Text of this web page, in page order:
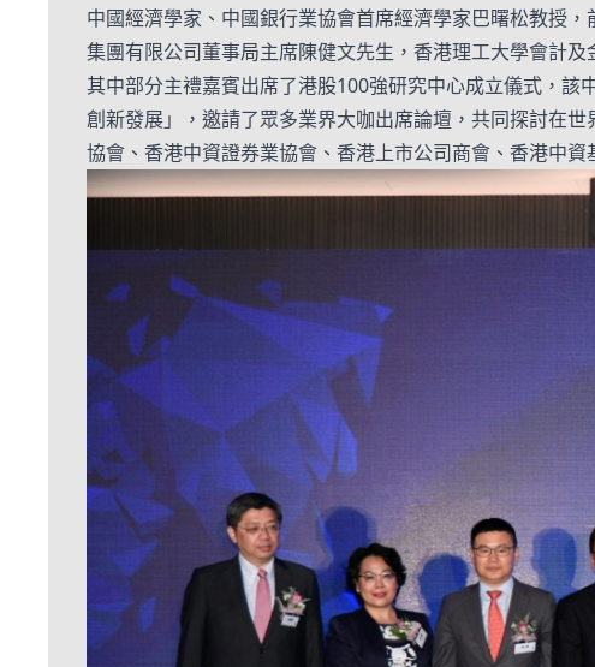
中國經濟學家、中國銀行業協會首席經濟學家巴曙松教授
集團有限公司董事局主席陳健文先生，香港理工大學會計及
其中部分主禮嘉賓出席了港股100強研究中心成立儀式，
創新發展」，邀請了眾多業界大咖出席論壇，共同探討在
協會、香港中資證券業協會、香港上市公司商會、香港中